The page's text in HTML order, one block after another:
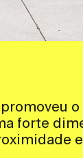
forte